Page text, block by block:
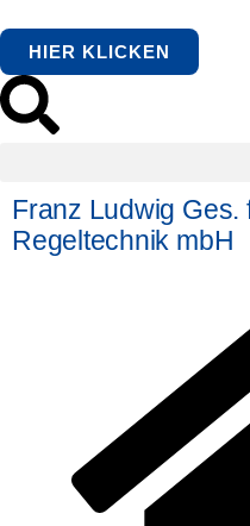
HIER KLICKEN
Franz Ludwig Ges.
Regeltechnik mbH